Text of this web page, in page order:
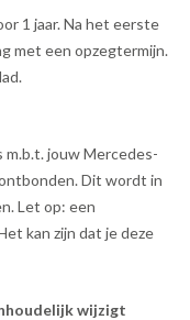
1 jaar. Na het eerste
met een opzegtermijn.
jouw Mercedes-
Dit wordt in
Let op: een
kan zijn dat je deze
wijzigt